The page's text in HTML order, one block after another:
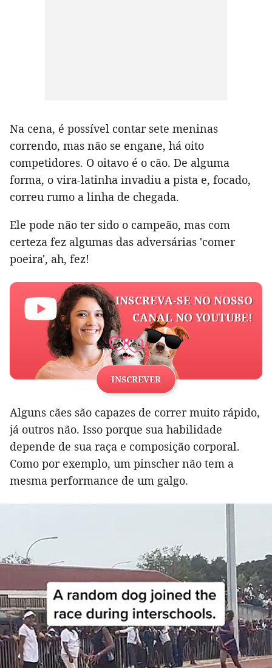
Na cena, é possível contar sete meninas
correndo, mas não se engane, há oito
competidores. O oitavo é o cão. De alguma
forma, o vira-latinha invadiu a pista e, focado,
correu rumo a linha de chegada.
Ele pode não ter sido o campeão, mas com
certeza fez algumas das adversárias 'comer
poeira', ah, fez!
INSCREVA-SE NO NOSSO
CANAL NO YOUTUBE!
INSCREVER
Alguns cães são capazes de correr muito rápido,
já outros não. Isso porque sua habilidade
depende de sua raça e composição corporal.
Como por exemplo, um pinscher não tem a
mesma performance de um galgo.